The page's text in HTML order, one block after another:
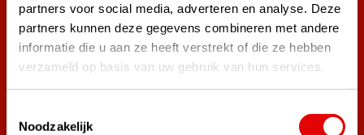
partners voor social media, adverteren en analyse. Deze
partners kunnen deze gegevens combineren met andere
informatie die u aan ze heeft verstrekt of die ze hebben
verzameld op basis van uw gebruik van hun services.
Noodzakelijk
Melde dich für den Newsletter an und verpasse nie wieder
die besten Golfangebote!